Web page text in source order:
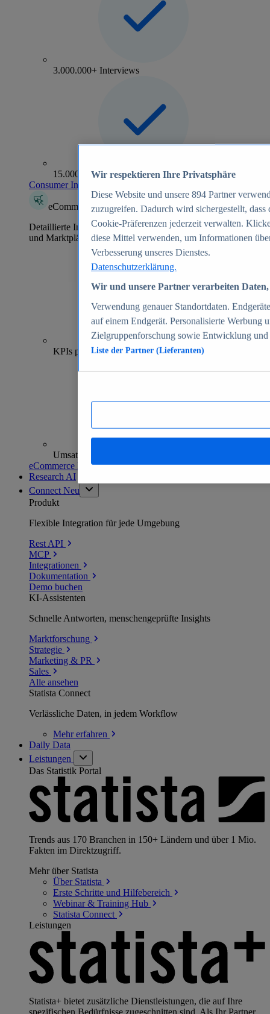
3.000.000+ Interviews
15.000+ Marken
Consumer Insights entdecken
eCommerce Insights
Detaillierte Informationen zu mehr als 39.000 Online-Shops
und Marktplätzen
70+
KPIs pro Shop
Umsatzanalysen und -prognosen
eCommerce Insights entdecken
Research AI
Connect Neu
Produkt
Flexible Integration für jede Umgebung
Rest API
MCP
Integrationen
Dokumentation
Demo buchen
KI-Assistenten
Schnelle Antworten, menschengeprüfte Insights
Marktforschung
Strategie
Marketing & PR
Sales
Alle ansehen
Statista Connect
Verlässliche Daten, in jedem Workflow
Mehrerfahren
Daily Data
Leistungen
Das Statistik Portal
Trends aus 170 Branchen in 150+ Ländern und über 1 Mio.
Fakten im Direktzugriff.
Mehr über Statista
Über Statista
Erste Schritte und Hilfebereich
Webinar & Training Hub
Statista Connect
Leistungen
Statista+ bietet zusätzliche Dienstleistungen, die auf Ihre
spezifischen Bedürfnisse zugeschnitten sind. Als Ihr Partner
Wir respektieren Ihre Privatsphäre
Diese Website und unsere 894 Partner
zuzugreifen. Dadurch wird sichergestellt,
Cookie-Präferenzen jederzeit verwalten.
diese Mittel verwenden, um Informationen
Verbesserung unseres Dienstes.
Datenschutzerklärung.
Wir und unsere Partner verarbeiten
Verwendung genauer Standortdaten.
auf einem Endgerät. Personalisierte Werbung
Zielgruppenforschung sowie Entwicklung
Liste der Partner (Lieferanten)